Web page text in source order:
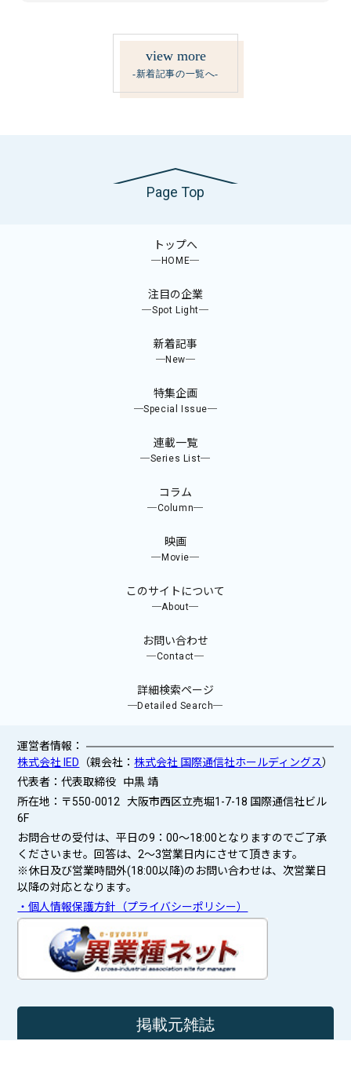
view more
-新着記事の一覧へ-
Page Top
トップへ
─HOME─
注目の企業
─Spot Light─
新着記事
─New─
特集企画
─Special Issue─
連載一覧
─Series List─
コラム
─Column─
映画
─Movie─
このサイトについて
─About─
お問い合わせ
─Contact─
詳細検索ページ
─Detailed Search─
運営者情報：
株式会社 IED （親会社：株式会社 国際通信社ホールディングス）
代表者：代表取締役 中黒 靖
所在地：〒550-0012 大阪市西区立売堀1-7-18 国際通信社ビル
6F
お問合せの受付は、平日の9：00～18:00となりますのでご了承
くださいませ。回答は、2〜3営業日内にさせて頂きます。
※休日及び営業時間外(18:00以降)のお問い合わせは、次営業日
以降の対応となります。
・個人情報保護方針（プライバシーポリシー）
掲載元雑誌